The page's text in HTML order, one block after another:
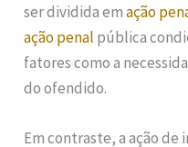
ser dividida emação
ação penal pública
fatores como a
do ofendido.
Em contraste, a ação